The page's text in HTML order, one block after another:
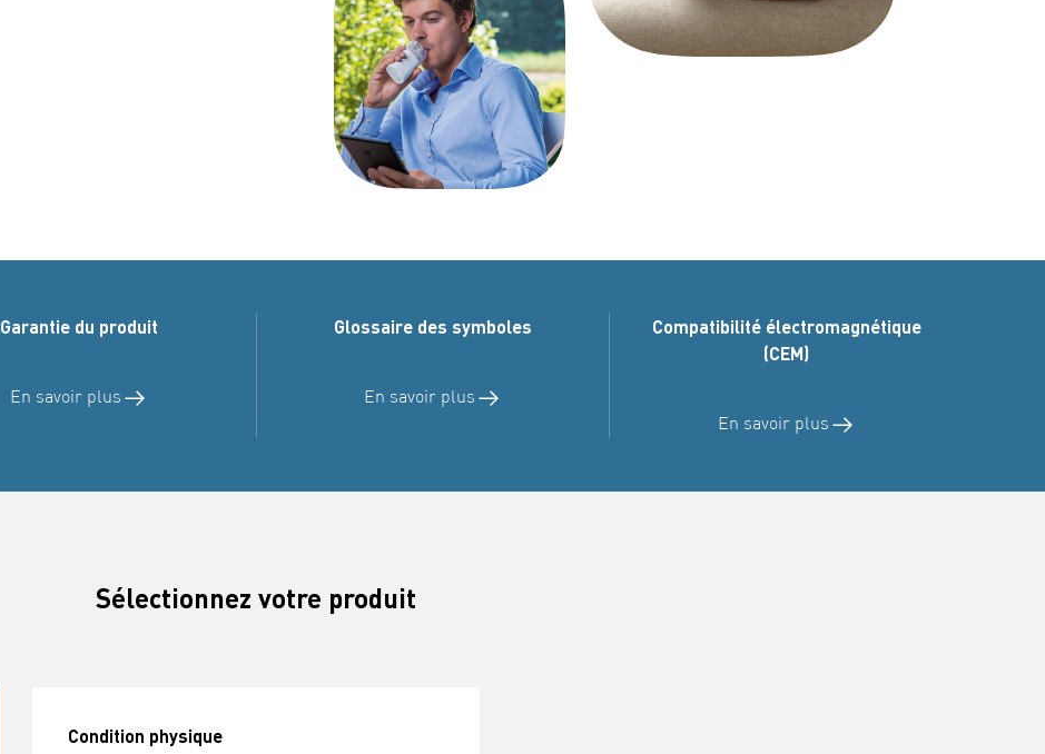
Garantie du produit
En savoir plus
Glossaire des symboles
En savoir plus
Compatibilité électromagnétique
(CEM)
En savoir plus
Sélectionnez votre produit
Condition physique